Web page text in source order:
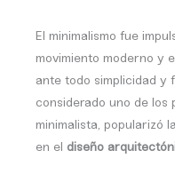
El minimalismo fue
movimiento moderno y
ante todo simplicidad y
considerado uno de
minimalista, popularizó
en el diseño